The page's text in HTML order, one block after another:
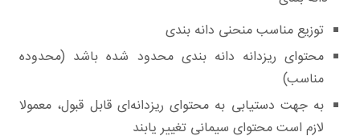
توزیع مناسب منحنی دانه بندی
محتوای ریزدانه دانه بندی محدود شده باشد (محدوده
مناسب)
به جهت دستیابی به محتوای ریزدانه‌ای قابل قبول، معمولا
لازم است محتوای سیمانی تغییر یابند